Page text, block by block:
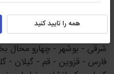
شهرک صنعتی در استانهای
کهکیلویه و بویراحمد - اردبیل
شرقی - بوشهر - چهارو محال
فارس - قزوین - قم - گیلان -
همه را تایید کنید